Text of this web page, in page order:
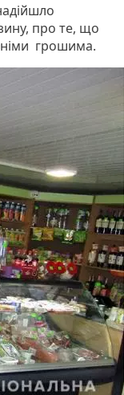
про те, що
грошима.